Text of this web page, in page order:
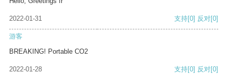
2022-01-31 支持[0] 反对[0]
游客
BREAKING! Portable CO2
2022-01-28 支持[0] 反对[0]